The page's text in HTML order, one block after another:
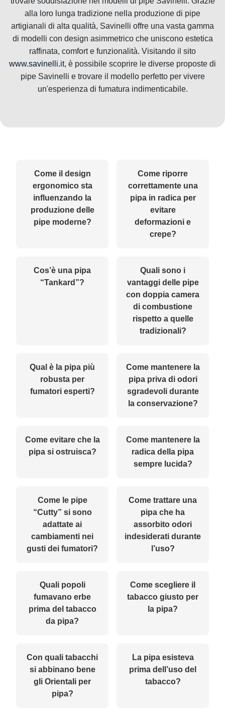
alla loro lunga tradizione nella produzione di pipe
artigianali di alta qualità, Savinelli offre una vasta gamma
di modelli con design asimmetrico che uniscono estetica
raffinata, comfort e funzionalità. Visitando il sito
www.savinelli.it, è possibile scoprire le diverse proposte di
pipe Savinelli e trovare il modello perfetto per vivere
un'esperienza di fumatura indimenticabile.
Come il design
ergonomico sta
influenzando la
produzione delle
pipe moderne?
Come riporre
correttamente una
pipa in radica per
evitare
deformazioni e
crepe?
Cos’è una pipa
“Tankard”?
Quali sono i
vantaggi delle pipe
con doppia camera
di combustione
rispetto a quelle
tradizionali?
Qual è la pipa più
robusta per
fumatori esperti?
Come mantenere la
pipa priva di odori
sgradevoli durante
la conservazione?
Come evitare che la
pipa si ostruisca?
Come mantenere la
radica della pipa
sempre lucida?
Come le pipe
“Cutty” si sono
adattate ai
cambiamenti nei
gusti dei fumatori?
Come trattare una
pipa che ha
assorbito odori
indesiderati durante
l’uso?
Quali popoli
fumavano erbe
prima del tabacco
da pipa?
Come scegliere il
tabacco giusto per
la pipa?
Con quali tabacchi
si abbinano bene
gli Orientali per
pipa?
La pipa esisteva
prima dell’uso del
tabacco?